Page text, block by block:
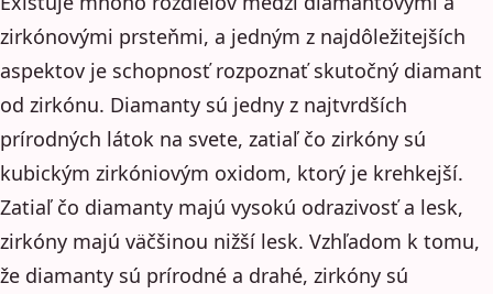
zirkónovými prsteňmi, a jedným z najdôležitejších
aspektov je schopnosť rozpoznať skutočný diamant
od zirkónu. Diamanty sú jedny z najtvrdších
prírodných látok na svete, zatiaľ čo zirkóny sú
kubickým zirkóniovým oxidom, ktorý je krehkejší.
Zatiaľ čo diamanty majú vysokú odrazivosť a lesk,
zirkóny majú väčšinou nižší lesk. Vzhľadom k tomu,
že diamanty sú prírodné a drahé, zirkóny sú